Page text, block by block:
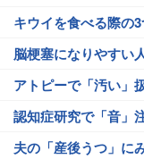
キウイを食べる際の
脳梗塞になりやすい
アトピーで「汚い」
認知症研究で「音」
夫の「産後うつ」に